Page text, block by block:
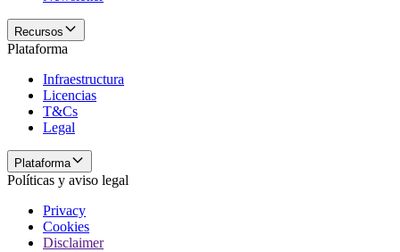
Recursos
Plataforma
Infraestructura
Licencias
T&Cs
Legal
Plataforma
Políticas y aviso legal
Privacy
Cookies
Disclaimer